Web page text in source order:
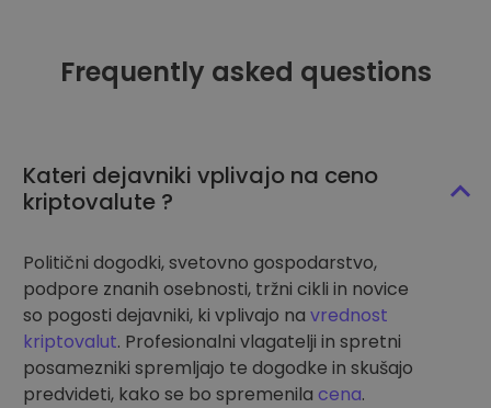
Frequently asked questions
Kateri dejavniki vplivajo na ceno
kriptovalute ?
Politični dogodki, svetovno gospodarstvo,
podpore znanih osebnosti, tržni cikli in novice
so pogosti dejavniki, ki vplivajo na vrednost
kriptovalut. Profesionalni vlagatelji in spretni
posamezniki spremljajo te dogodke in skušajo
predvideti, kako se bo spremenila cena.